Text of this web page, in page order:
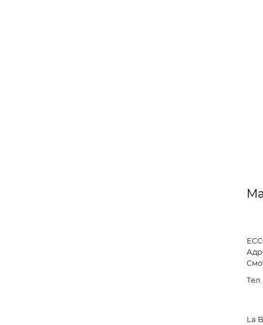
Тел.
La